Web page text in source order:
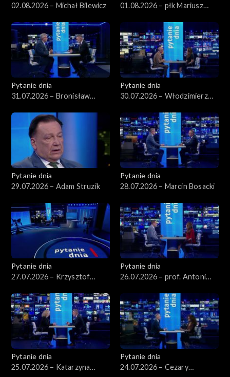
02.08.2026 – Michał Bilewicz
01.08.2026 – płk Mariusz
Pytanie dnia
31.07.2026 – Bronisław
Pytanie dnia
30.07.2026 – Włodzimierz
Pytanie dnia
29.07.2026 – Adam Struzik
Pytanie dnia
28.07.2026 – Marcin Bosacki
Pytanie dnia
27.07.2026 – Krzysztof
Pytanie dnia
26.07.2026 – prof. Antoni
Pytanie dnia
25.07.2026 – Katarzyna
Pytanie dnia
24.07.2026 – Cezary